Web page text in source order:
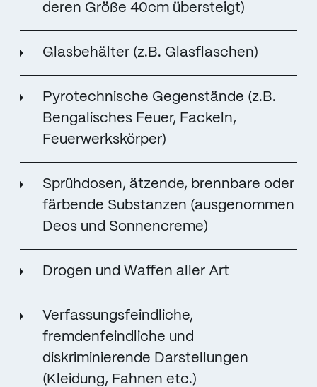
deren Größe 40cm übersteigt)
Glasbehälter (z.B. Glasflaschen)
Pyrotechnische Gegenstände (z.B.
Bengalisches Feuer, Fackeln,
Feuerwerkskörper)
Sprühdosen, ätzende, brennbare oder
färbende Substanzen (ausgenommen
Deos und Sonnencreme)
Drogen und Waffen aller Art
Verfassungsfeindliche,
fremdenfeindliche und
diskriminierende Darstellungen
(Kleidung, Fahnen etc.)